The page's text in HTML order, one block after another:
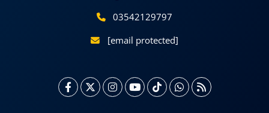
03542129797
[email protected]